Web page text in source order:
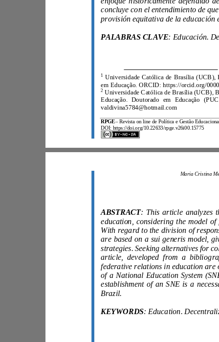
RPGE–
DOI: https://doi.org/10.22633/rpge.v26i00.15775
PALABRAS CLAVE
1
2
valdivina5784@hotmail.com
ABSTRACT
Brazil.
KEYWORDS